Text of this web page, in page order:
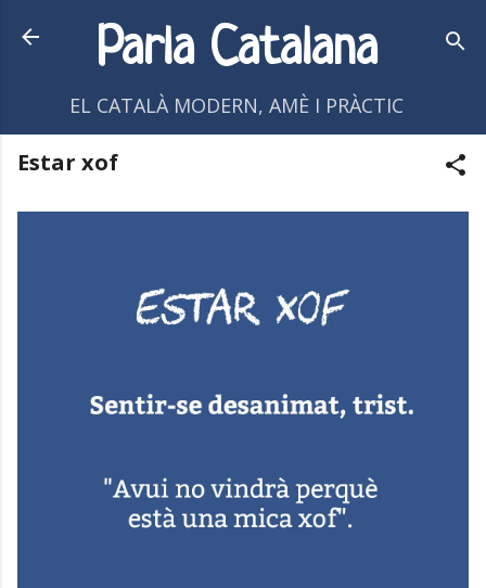
Salta al contingut principal
Parla Catalana
EL CATALÀ MODERN, AMÈ I PRÀCTIC
Estar xof